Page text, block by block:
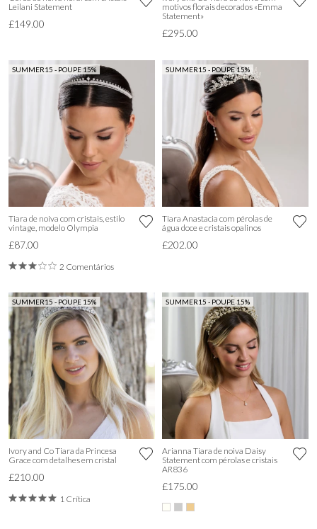
Leilani Statement
£149.00
motivos florais decorados «Emma
Statement»
£295.00
SUMMER15 - POUPE 15%
Tiara de noiva com cristais, estilo
vintage, modelo Olympia
£87.00
2 Comentários
SUMMER15 - POUPE 15%
Tiara Anastacia com pérolas de
água doce e cristais opalinos
£202.00
SUMMER15 - POUPE 15%
Ivory and Co Tiara da Princesa
Grace com detalhes em cristal
£210.00
1 Crítica
SUMMER15 - POUPE 15%
Arianna Tiara de noiva Daisy
Statement com pérolas e cristais
AR836
£175.00